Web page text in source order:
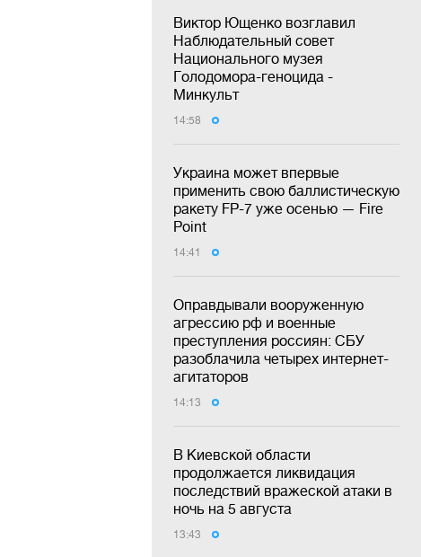
Виктор Ющенко возглавил
Наблюдательный совет
Национального музея
Голодомора-геноцида -
Минкульт
14:58
Украина может впервые
применить свою баллистическую
ракету FP-7 уже осенью — Fire
Point
14:41
Оправдывали вооруженную
агрессию рф и военные
преступления россиян: СБУ
разоблачила четырех интернет-
агитаторов
14:13
В Киевской области
продолжается ликвидация
последствий вражеской атаки в
ночь на 5 августа
13:43